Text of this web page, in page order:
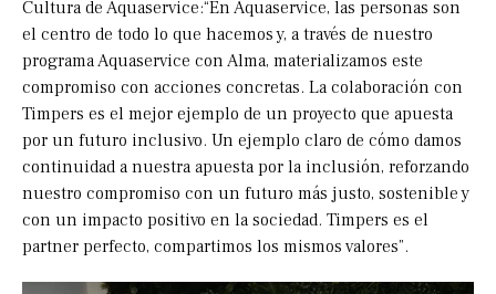
Cultura de Aquaservice:“En Aquaservice, las personas son
el centro de todo lo que hacemos y, a través de nuestro
programa Aquaservice con Alma, materializamos este
compromiso con acciones concretas. La colaboración con
Timpers es el mejor ejemplo de un proyecto que apuesta
por un futuro inclusivo. Un ejemplo claro de cómo damos
continuidad a nuestra apuesta por la inclusión, reforzando
nuestro compromiso con un futuro más justo, sostenible y
con un impacto positivo en la sociedad. Timpers es el
partner perfecto, compartimos los mismos valores”.